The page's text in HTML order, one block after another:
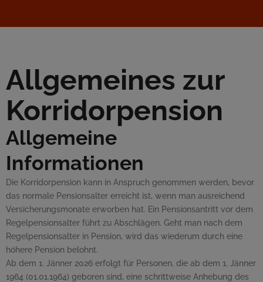
Allgemeines zur
Korridorpension
Allgemeine
Informationen
Die Korridorpension kann in Anspruch genommen werden, bevor
das normale Pensionsalter erreicht ist, wenn man ausreichend
Versicherungsmonate erworben hat. Ein Pensionsantritt vor dem
Regelpensionsalter führt zu Abschlägen. Geht man nach dem
Regelpensionsalter in Pension, wird das wiederum durch eine
höhere Pension belohnt.
Ab dem 1. Jänner 2026 erfolgt für Personen, die ab dem 1. Jänner
1964 (01.01.1964) geboren sind, eine schrittweise Anhebung des